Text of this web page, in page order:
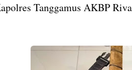
Tanggamus AKBP